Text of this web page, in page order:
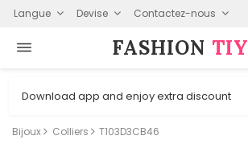
Langue Devise Contactez-nous
FASHION⁠ TIY
Download app and enjoy extra discount
Bijoux Colliers T103D3CB46